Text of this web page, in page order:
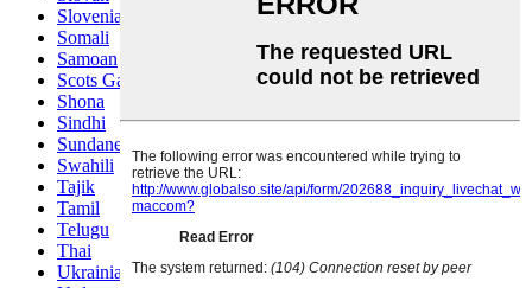
Slovenian
Somali
Samoan
Scots Gaelic
Shona
Sindhi
Sundanese
Swahili
Tajik
Tamil
Telugu
Thai
Ukrainian